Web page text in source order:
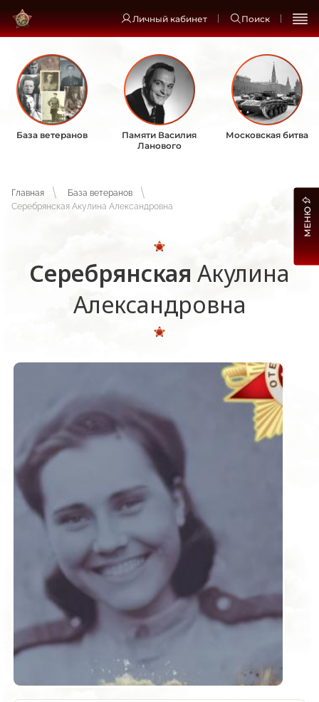
Личный кабинет Поиск
База ветеранов
Памяти Василия
Ланового
Московская битва
Главная
База ветеранов
Серебрянская Акулина Александровна
Серебрянская Акулина
Александровна
МЕНЮ